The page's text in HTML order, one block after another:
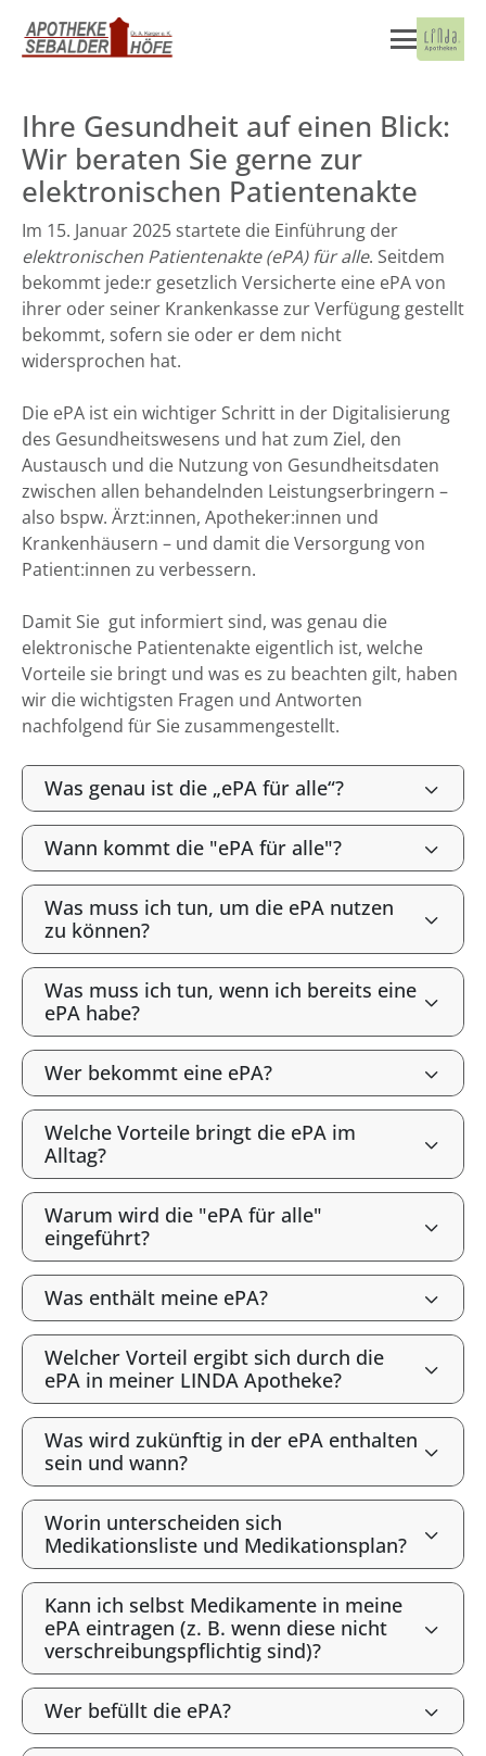
Ihre Gesundheit auf einen Blick:
Wir beraten Sie gerne zur
elektronischen Patientenakte
Im 15. Januar 2025 startete die Einführung der
elektronischen Patientenakte (ePA) für alle. Seitdem
bekommt jede:r gesetzlich Versicherte eine ePA von
ihrer oder seiner Krankenkasse zur Verfügung gestellt
bekommt, sofern sie oder er dem nicht
widersprochen hat.
Die ePA ist ein wichtiger Schritt in der Digitalisierung
des Gesundheitswesens und hat zum Ziel, den
Austausch und die Nutzung von Gesundheitsdaten
zwischen allen behandelnden Leistungserbringern –
also bspw. Ärzt:innen, Apotheker:innen und
Krankenhäusern – und damit die Versorgung von
Patient:innen zu verbessern.
Damit Sie gut informiert sind, was genau die
elektronische Patientenakte eigentlich ist, welche
Vorteile sie bringt und was es zu beachten gilt, haben
wir die wichtigsten Fragen und Antworten
nachfolgend für Sie zusammengestellt.
Was genau ist die „ePA für alle“?
Wann kommt die "ePA für alle"?
Was muss ich tun, um die ePA nutzen
zu können?
Was muss ich tun, wenn ich bereits eine
ePA habe?
Wer bekommt eine ePA?
Welche Vorteile bringt die ePA im
Alltag?
Warum wird die "ePA für alle"
eingeführt?
Was enthält meine ePA?
Welcher Vorteil ergibt sich durch die
ePA in meiner LINDA Apotheke?
Was wird zukünftig in der ePA enthalten
sein und wann?
Worin unterscheiden sich
Medikationsliste und Medikationsplan?
Kann ich selbst Medikamente in meine
ePA eintragen (z. B. wenn diese nicht
verschreibungspflichtig sind)?
Wer befüllt die ePA?